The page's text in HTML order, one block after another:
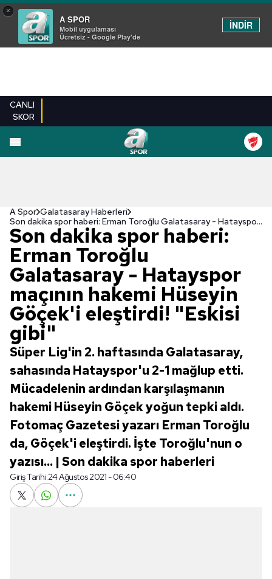
×
A SPOR
Mobil uygulaması
Ücretsiz - Google Play'de
İNDİR
CANLI
SKOR
A Spor Galatasaray Haberleri
Son dakika spor haberi: Erman Toroğlu Galatasaray - Hatayspor maçının hakemi Hüseyin Göçek'i eleştirdi! "Eskisi gibi"
Son dakika spor haberi:
Erman Toroğlu
Galatasaray - Hatayspor
maçının hakemi Hüseyin
Göçek'i eleştirdi! "Eskisi
gibi"
Süper Lig'in 2. haftasında Galatasaray,
sahasında Hatayspor'u 2-1 mağlup etti.
Mücadelenin ardından karşılaşmanın
hakemi Hüseyin Göçek yoğun tepki aldı.
Fotomaç Gazetesi yazarı Erman Toroğlu
da, Göçek'i eleştirdi. İşte Toroğlu'nun o
yazısı... | Son dakika spor haberleri
Giriş Tarihi:24 Ağustos 2021 - 06:40